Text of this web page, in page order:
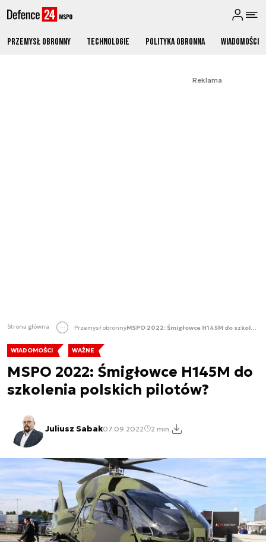
Przemysł obronny Technologie Polityka obronna Wiadomości
Reklama
Strona główna Przemysł obronny MSPO 2022: Śmigłowce H145M do szkolenia polskich pilotów?
WIADOMOŚCI WAŻNE
MSPO 2022: Śmigłowce H145M do
szkolenia polskich pilotów?
Juliusz Sabak07.09.2022 2 min.